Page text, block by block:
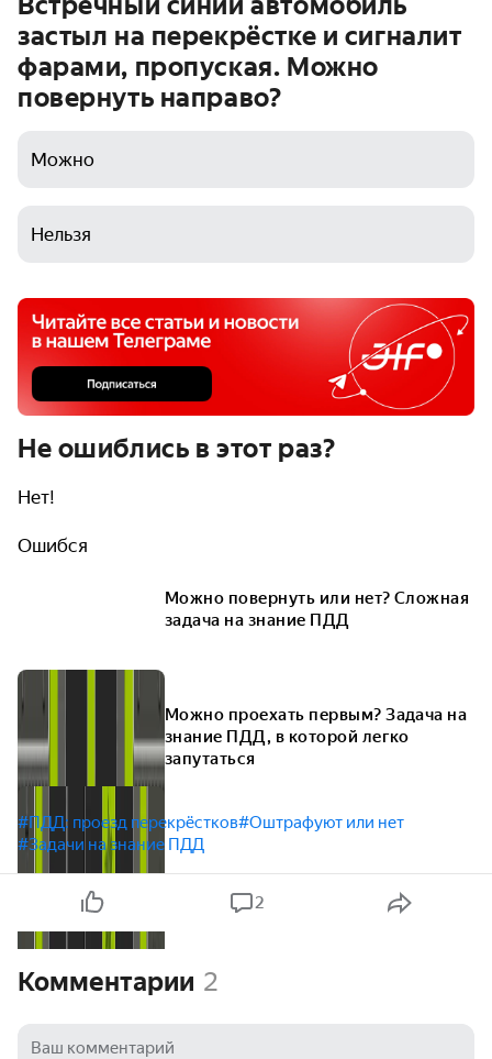
застыл на перекрёстке и сигналит
фарами, пропуская. Можно
повернуть направо?
Можно
Нельзя
Не ошиблись в этот раз?
Нет!
Ошибся
Можно повернуть или нет? Сложная
задача на знание ПДД
Можно проехать первым? Задача на
знание ПДД, в которой легко
запутаться
#ПДД: проезд перекрёстков#Оштрафуют или нет
#Задачи на знание ПДД
2
Комментарии 2